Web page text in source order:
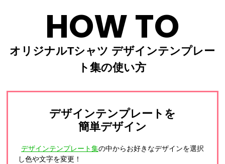
HOW TO
オリジナルTシャツ デザインテンプレー
ト集の使い方
デザインテンプレートを
簡単デザイン
デザインテンプレート集の中からお好きなデザインを選択
し色や文字を変更！